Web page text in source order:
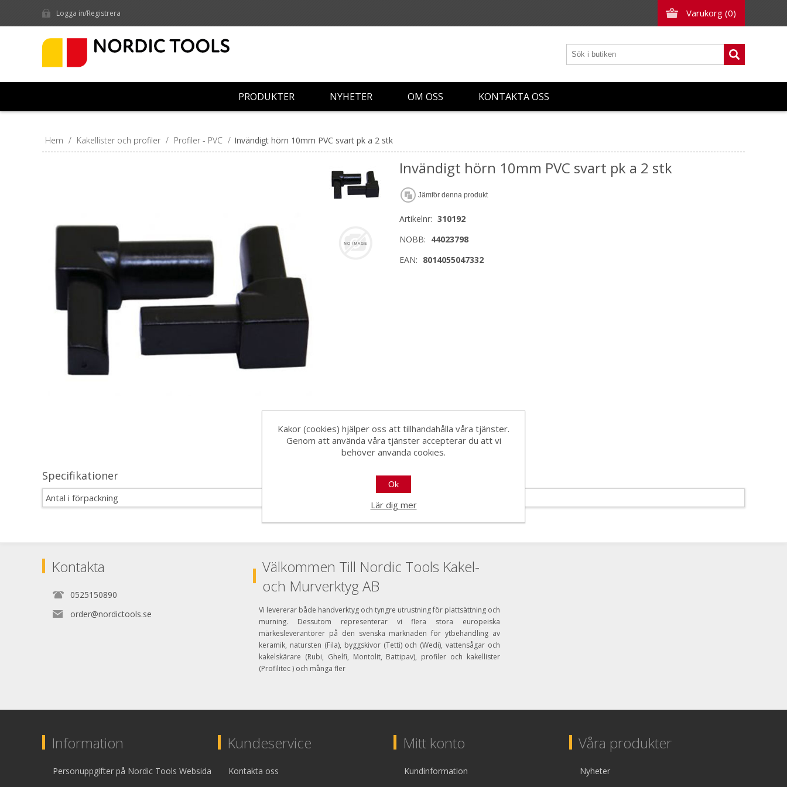
Varukorg (0)
Logga in/Registrera
PRODUKTER NYHETER OM OSS KONTAKTA OSS
Hem / Kakellister och profiler / Profiler - PVC / Invändigt hörn 10mm PVC svart pk a 2 stk
Invändigt hörn 10mm PVC svart pk a 2 stk
Jämför denna produkt
Artikelnr: 310192
NOBB: 44023798
EAN: 8014055047332
Specifikationer
Antal i förpackning
Kontakta
0525150890
order@nordictools.se
Välkommen Till Nordic Tools Kakel-
och Murverktyg AB
Vi levererar både handverktyg och tyngre utrustning för plattsättning och
murning. Dessutom representerar vi flera stora europeiska
märkesleverantörer på den svenska marknaden för ytbehandling av
keramik, natursten (Fila), byggskivor (Tetti) och (Wedi), vattensågar och
kakelskärare (Rubi, Ghelfi, Montolit, Battipav), profiler och kakellister
(Profilitec ) och många fler
Information
Personuppgifter på Nordic Tools Websida
Kundeservice
Kontakta oss
Mitt konto
Kundinformation
Våra produkter
Nyheter
Kakor (cookies) hjälper oss att tillhandahålla våra tjänster.
Genom att använda våra tjänster accepterar du att vi
behöver använda cookies.
Ok
Lär dig mer